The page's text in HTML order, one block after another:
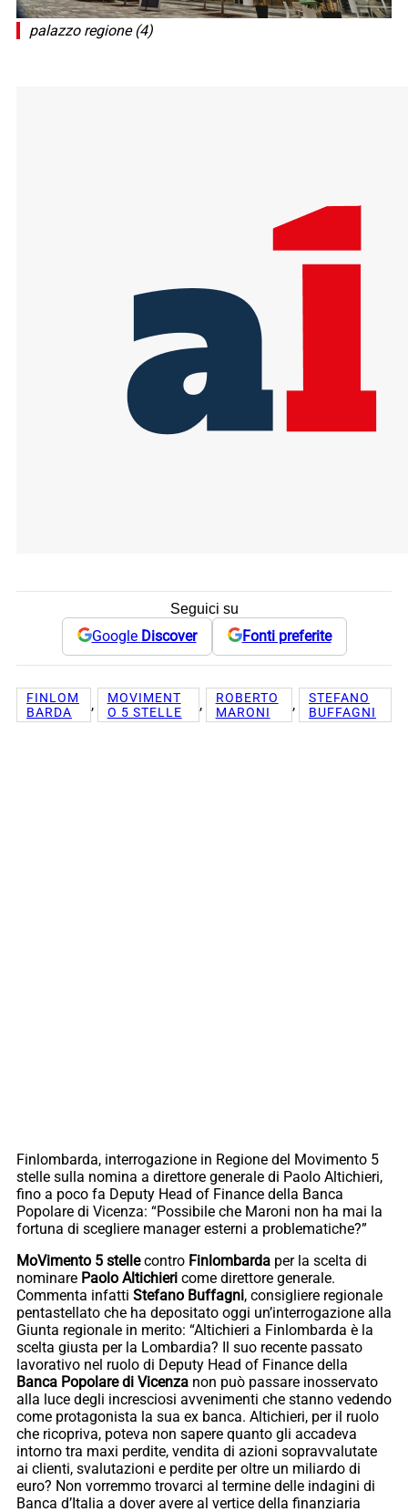
palazzo regione (4)
Seguici su
Google Discover Fonti preferite
FINLOM
BARDA
,
MOVIMENT
O 5 STELLE
,
ROBERTO
MARONI
,
STEFANO
BUFFAGNI
Finlombarda, interrogazione in Regione del Movimento 5
stelle sulla nomina a direttore generale di Paolo Altichieri,
fino a poco fa Deputy Head of Finance della Banca
Popolare di Vicenza: “Possibile che Maroni non ha mai la
fortuna di scegliere manager esterni a problematiche?”
MoVimento 5 stellecontro Finlombarda per la scelta di
nominare Paolo Altichieri come direttore generale.
Commenta infatti Stefano Buffagni, consigliere regionale
pentastellato che ha depositato oggi un’interrogazione alla
Giunta regionale in merito: “Altichieri a Finlombarda è la
scelta giusta per la Lombardia? Il suo recente passato
lavorativo nel ruolo di Deputy Head of Finance della
Banca Popolare di Vicenza non può passare inosservato
alla luce degli incresciosi avvenimenti che stanno vedendo
come protagonista la sua ex banca. Altichieri, per il ruolo
che ricopriva, poteva non sapere quanto gli accadeva
intorno tra maxi perdite, vendita di azioni sopravvalutate
ai clienti, svalutazioni e perdite per oltre un miliardo di
euro? Non vorremmo trovarci al termine delle indagini di
Banca d’Italia a dover avere al vertice della finanziaria